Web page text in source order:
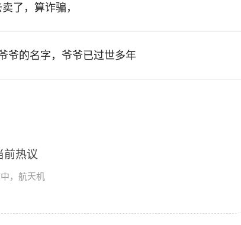
了，算诈骗，
爷的名字，爷爷已过世多年
前热议
，航天机